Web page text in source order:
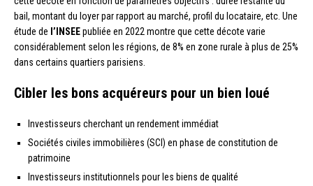
bail, montant du loyer par rapport au marché, profil du locataire, etc. Une
étude de l’INSEEpubliée en 2022 montre que cette décote varie
considérablement selon les régions, de 8% en zone rurale à plus de 25%
dans certains quartiers parisiens.
Cibler les bons acquéreurs pour un bien loué
Investisseurs cherchant un rendement immédiat
Sociétés civiles immobilières (SCI) en phase de constitution de
patrimoine
Investisseurs institutionnels pour les biens de qualité